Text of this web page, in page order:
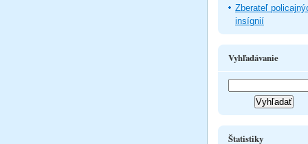
Zberateľ
insígnií
Vyhľadávanie
Štatistiky